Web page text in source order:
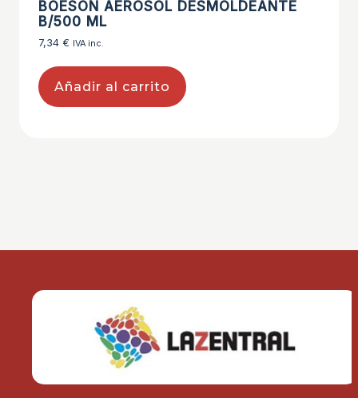
BOESON AEROSOL DESMOLDEANTE
B/500 ML
7,34 € IVA inc.
Añadir al carrito